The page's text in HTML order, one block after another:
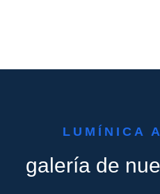
LUMÍNICA
galería de